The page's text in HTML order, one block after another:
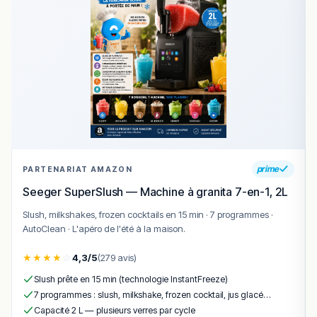
Faut-il réserver ?
Quel est le prix moyen ?
Y a-t-il une terrasse ?
découvrir parmi les tables de Narbonne, avec son
identité culinaire propre et son savoir-faire reconnu. La
maison a su séduire tant les habitués du quartier que les
authentique, ancrée dans le terroir audois et la culture du
Sud.
Parmi les atouts régulièrement cités, on retiendra
l’inspiration méditerranéenne, le travail des produits de
PARTENARIAT AMAZON prime
Seeger SuperSlush — Machine à granita 7-en-1, 2L
Slush, milkshakes, frozen cocktails en 15 min · 7 programmes ·
AutoClean · L'apéro de l'été à la maison.
★★★★ 4,3/5(279 avis)
Slush prête en 15 min (technologie InstantFreeze)
7 programmes : slush, milkshake, frozen cocktail, jus glacé…
Capacité 2 L — plusieurs verres par cycle